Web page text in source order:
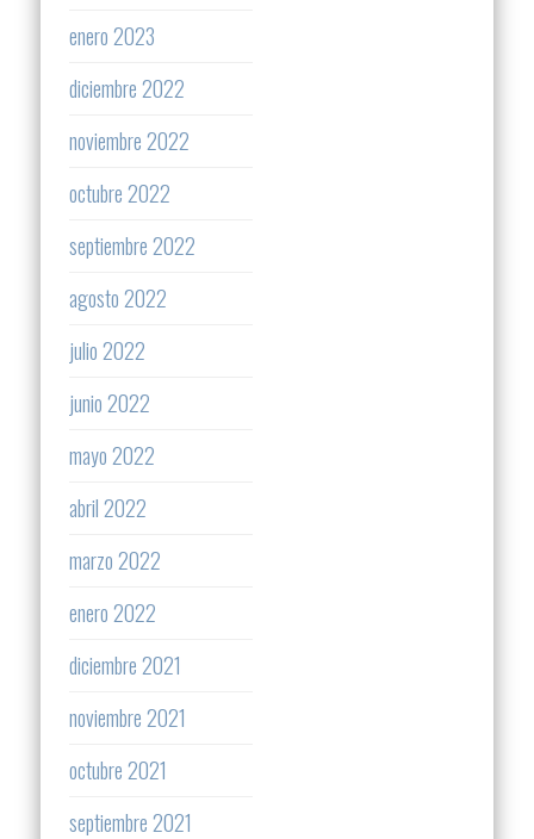
enero 2023
diciembre 2022
noviembre 2022
octubre 2022
septiembre 2022
agosto 2022
julio 2022
junio 2022
mayo 2022
abril 2022
marzo 2022
enero 2022
diciembre 2021
noviembre 2021
octubre 2021
septiembre 2021